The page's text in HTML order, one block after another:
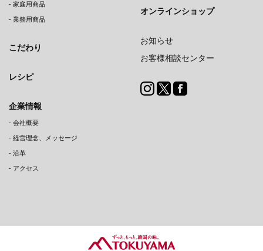
- 家庭用商品
- 業務用商品
こだわり
レシピ
企業情報
- 会社概要
- 経営理念、メッセージ
- 沿革
- アクセス
オンラインショップ
お知らせ
お客様相談センター